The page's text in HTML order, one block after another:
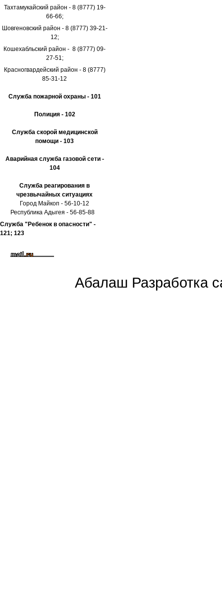
Тахтамукайский район - 8 (8777) 19-
66-66;
Шовгеновский район - 8 (8777) 39-21-
12;
Кошехабльский район - 8 (8777) 09-
27-51;
Красногвардейский район - 8 (8777)
85-31-12
Служба пожарной охраны - 101
Полиция - 102
Служба скорой медицинской
помощи - 103
Аварийная служба газовой сети -
104
Служба реагирования в
чрезвычайных ситуациях
Город Майкоп - 56-10-12
Республика Адыгея - 56-85-88
Служба "Ребенок в опасности" -
121; 123
Абалаш Разработка